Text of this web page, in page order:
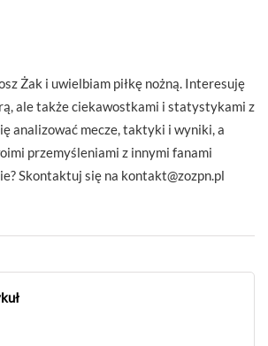
Żak i uwielbiam piłkę nożną. Interesuję
ale także ciekawostkami i statystykami z
analizować mecze, taktyki i wyniki, a
przemyśleniami z innymi fanami
Skontaktuj się na kontakt@zozpn.pl